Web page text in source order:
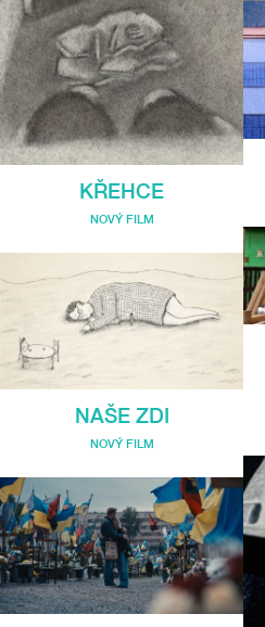
KŘEHCE
NOVÝ FILM
NAŠE ZDI
NOVÝ FILM